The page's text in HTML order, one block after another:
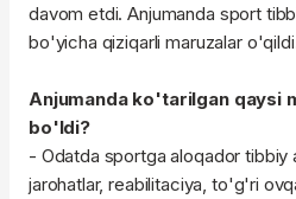
davom etdi. Anjumanda sport
bo'yicha qiziqarli maruzalar
Anjumanda ko'tarilgan qaysi
bo'ldi?
- Odatda sportga aloqador tibbiy
jarohatlar, reabilitaciya, to'g'ri